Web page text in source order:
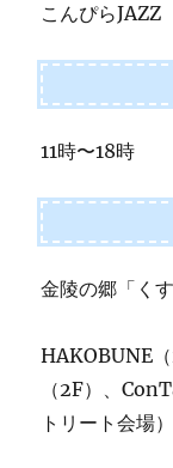
こんぴらJAZZ
11時〜18時
金陵の郷「く
HAKOBUNE
（2F）、
トリート会場）